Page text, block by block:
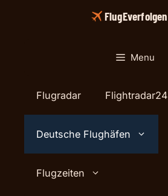
FlugEverfolgen
Menu
Flugradar Flightradar24
Deutsche Flughäfen
Flugzeiten